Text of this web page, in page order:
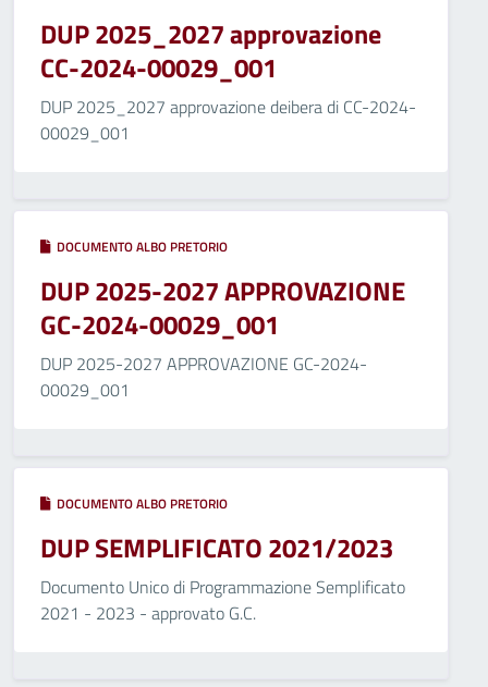
DUP 2025_2027 approvazione
CC-2024-00029_001
DUP 2025_2027 approvazione deibera di CC-2024-
00029_001
DOCUMENTO ALBO PRETORIO
DUP 2025-2027 APPROVAZIONE
GC-2024-00029_001
DUP 2025-2027 APPROVAZIONE GC-2024-
00029_001
DOCUMENTO ALBO PRETORIO
DUP SEMPLIFICATO 2021/2023
Documento Unico di Programmazione Semplificato
2021 - 2023 - approvato G.C.